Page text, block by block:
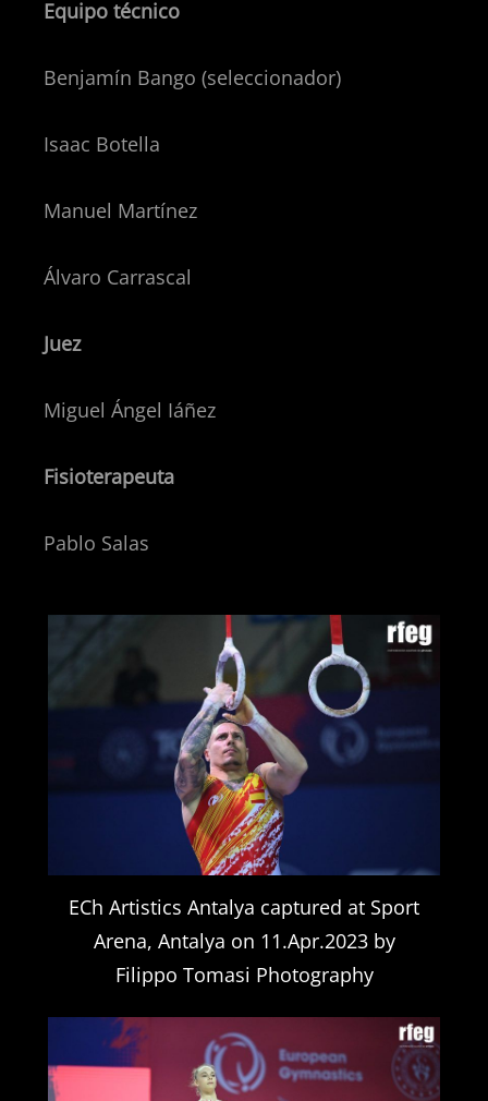
Equipo técnico
Benjamín Bango (seleccionador)
Isaac Botella
Manuel Martínez
Álvaro Carrascal
Juez
Miguel Ángel Iáñez
Fisioterapeuta
Pablo Salas
ECh Artistics Antalya captured at Sport
Arena, Antalya on 11.Apr.2023 by
Filippo Tomasi Photography